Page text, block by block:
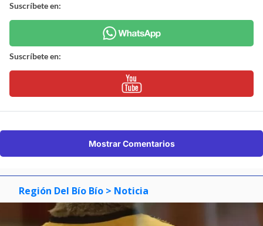
Suscríbete en:
Suscríbete en:
Mostrar Comentarios
Región Del Bío Bío > Noticia